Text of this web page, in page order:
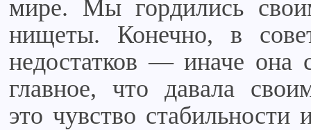
мире. Мы гордились
нищеты. Конечно, в
недостатков — иначе
главное, что давала
это чувство